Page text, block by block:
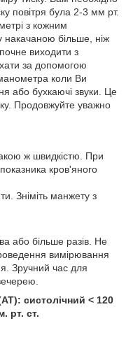
повітря була 2-3 мм рт.
з кожним
більше, ніж
виходити з
за допомогою
коли Ви
або бухкаючі звуки. Це
Продовжуйте уважно
ж швидкістю. При
кров'яного
Зніміть манжету з
або більше разів. Не
вимірювання
Зручний час для
систолічний < 120
рт. ст.